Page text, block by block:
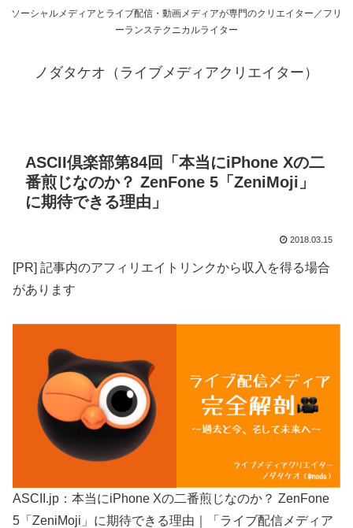
ソーシャルメディアとライブ配信・動画メディアが専門のクリエイター／フリ
ーランステクニカルライター
ノダタケオ（ライブメディアクリエイター）
ASCII倶楽部第84回「本当にiPhone Xの二
番煎じなのか？ ZenFone 5「ZeniMoji」
に期待できる理由」
2018.03.15
[PR] 記事内のアフィリエイトリンクから収入を得る場合
があります
ASCII.jp：本当にiPhone Xの二番煎じなのか？ ZenFone
5「ZeniMoji」に期待できる理由｜「ライブ配信メディア